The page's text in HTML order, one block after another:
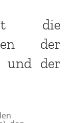
ist die
der
und der